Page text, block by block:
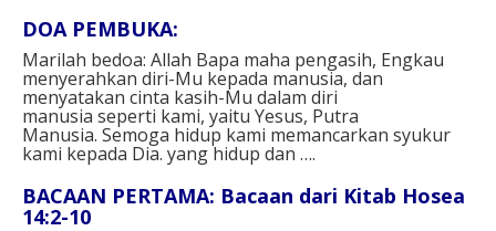
DOA PEMBUKA:
Marilah bedoa: Allah Bapa maha pengasih, Engkau
menyerahkan diri-Mu kepada manusia, dan
menyatakan cinta kasih-Mu dalam diri
manusia seperti kami, yaitu Yesus, Putra
Manusia. Semoga hidup kami memancarkan syukur
kami kepada Dia. yang hidup dan ….
BACAAN PERTAMA: Bacaan dari Kitab Hosea
14:2-10